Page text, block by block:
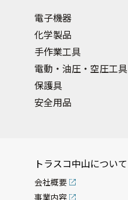
電子機器
化学製品
手作業工具
電動・油圧・空圧工具
保護具
安全用品
トラスコ中山について
会社概要
事業内容